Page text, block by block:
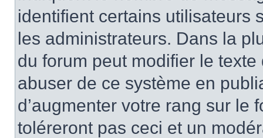
identifient certains utilisateurs
les administrateurs. Dans la
du forum peut modifier le
abuser de ce système en
d’augmenter votre rang sur le
toléreront pas ceci et un